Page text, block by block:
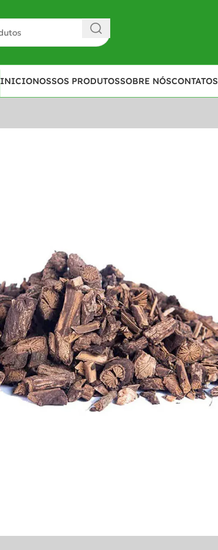
INICIONOSSOS PRODUTOSSOBRE NÓSCONTATOS